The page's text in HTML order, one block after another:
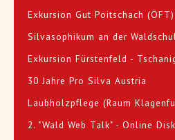
Exkursion Gut Poitschach (ÖFT)
Silvasophikum an der
Exkursion Fürstenfeld -
30 Jahre Pro Silva Austria
Laubholzpflege (Raum
2. "Wald Web Talk" - Online